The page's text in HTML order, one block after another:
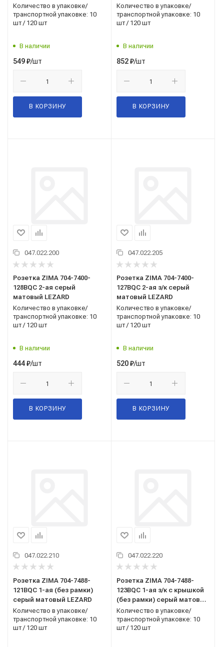
Количество в упаковке/
транспортной упаковке: 10
шт / 120 шт
В наличии
549₽/шт
В КОРЗИНУ
Количество в упаковке/
транспортной упаковке: 10
шт / 120 шт
В наличии
852₽/шт
В КОРЗИНУ
047.022.200
Розетка ZIMA 704-7400-
128BQC 2-ая серый
матовый LEZARD
Количество в упаковке/
транспортной упаковке: 10
шт / 120 шт
В наличии
444₽/шт
В КОРЗИНУ
047.022.205
Розетка ZIMA 704-7400-
127BQC 2-ая з/к серый
матовый LEZARD
Количество в упаковке/
транспортной упаковке: 10
шт / 120 шт
В наличии
520₽/шт
В КОРЗИНУ
047.022.210
Розетка ZIMA 704-7488-
121BQC 1-ая (без рамки)
серый матовый LEZARD
Количество в упаковке/
транспортной упаковке: 10
шт / 120 шт
047.022.220
Розетка ZIMA 704-7488-
123BQC 1-ая з/к с крышкой
(без рамки) серый матовый
LEZARD
Количество в упаковке/
транспортной упаковке: 10
шт / 120 шт